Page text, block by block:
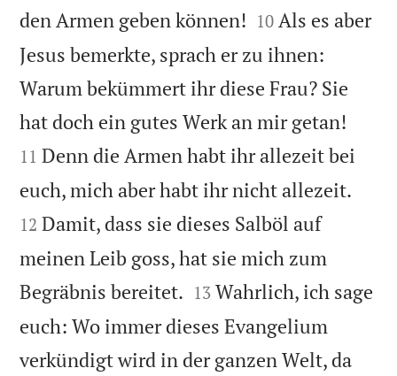
den Armen geben können! 

10 Als es aber
Jesus bemerkte, sprach er zu ihnen:
Warum bekümmert ihr diese Frau? Sie
hat doch ein gutes Werk an mir getan!
11 Denn die Armen habt ihr allezeit bei
euch, mich aber habt ihr nicht allezeit.
12 Damit, dass sie dieses Salböl auf
meinen Leib goss, hat sie mich zum
Begräbnis bereitet. 

13 Wahrlich, ich sage
euch: Wo immer dieses Evangelium
verkündigt wird in der ganzen Welt, da